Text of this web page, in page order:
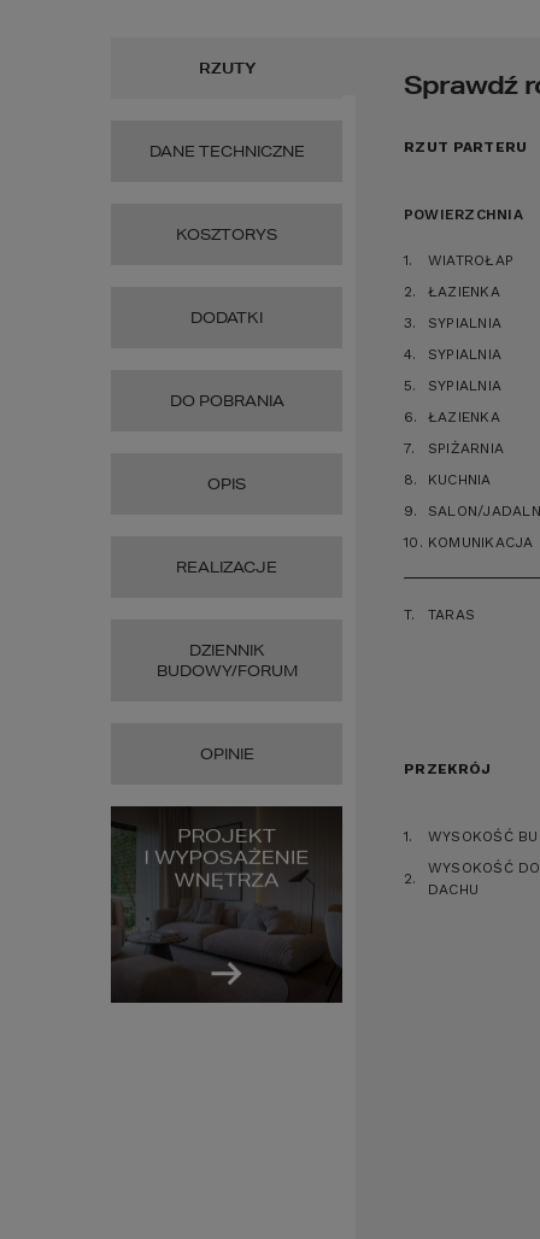
RZUTY
DANE TECHNICZNE
KOSZTORYS
DODATKI
DO POBRANIA
OPIS
REALIZACJE
DZIENNIK
BUDOWY/FORUM
OPINIE
Sprawdź
RZUT PARTERU
POWIERZCHNIA
1. WIATROŁAP
2.
ŁAZIENKA
3.
SYPIALNIA
4.
SYPIALNIA
5.
SYPIALNIA
6.
ŁAZIENKA
7.
SPIŻARNIA
8.
KUCHNIA
9.
SALON/
10. KOMUNIKACJA
T. TARAS
PRZEKRÓJ
1. WYSOKOŚĆ
2.
WYSOKOŚĆ
DACHU